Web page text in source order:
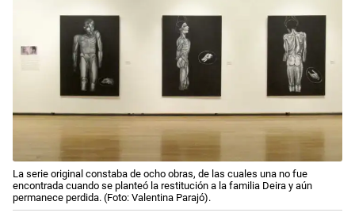
La serie original constaba de ocho obras, de las cuales una no fue
encontrada cuando se planteó la restitución a la familia Deira y aún
permanece perdida. (Foto: Valentina Parajó).